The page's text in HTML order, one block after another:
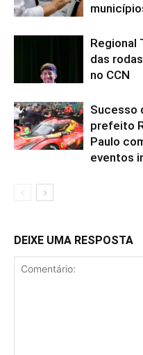
Regional
das
no CCN
Sucesso
prefeito
Paulo
eventos
DEIXE UMA RESPOSTA